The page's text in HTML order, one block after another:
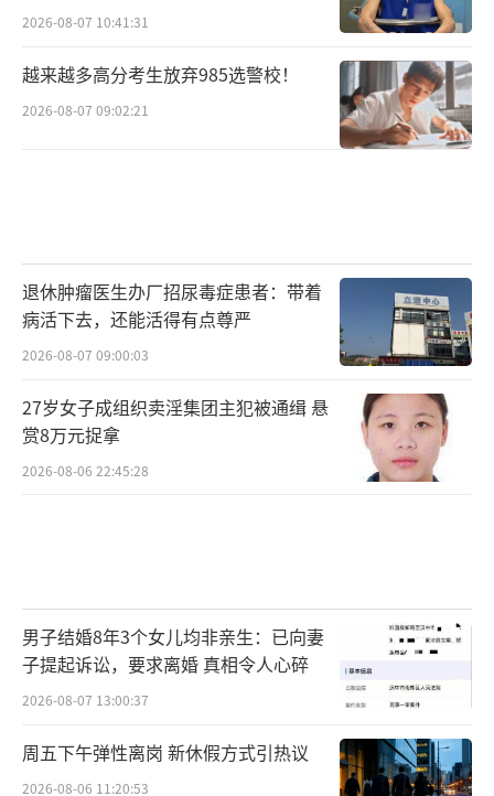
2026-08-07 10:41:31
越来越多高分考生放弃985选警校！
2026-08-07 09:02:21
退休肿瘤医生办厂招尿毒症患者：带着
病活下去，还能活得有点尊严
2026-08-07 09:00:03
27岁女子成组织卖淫集团主犯被通缉 悬
赏8万元捉拿
2026-08-06 22:45:28
男子结婚8年3个女儿均非亲生：已向妻
子提起诉讼，要求离婚 真相令人心碎
2026-08-07 13:00:37
周五下午弹性离岗 新休假方式引热议
2026-08-06 11:20:53